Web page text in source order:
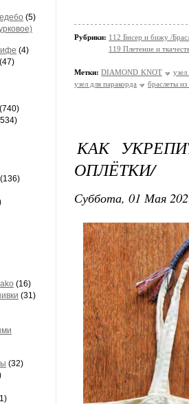
(5)
(4)
(47)
(740)
(136)
(16)
(31)
(32)
Рубрики: 112 Бисер и бижу /
119 Плетение и
Метки: DIAMOND KNOT
узел для паракорда
браслеты из
КАК
ОПЛЁТКИ/
Суббота, 01 Мая